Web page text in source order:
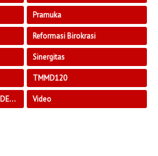
Pramuka
Reformasi Birokrasi
Sinergitas
TMMD120
TNI MANUNGGAL BANGUN DESA Video